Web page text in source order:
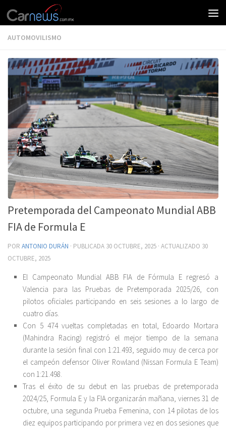
AUTOMOVILISMO
Pretemporada del Campeonato Mundial ABB
FIA de Formula E
POR ANTONIO DURÁN · PUBLICADA 30 OCTUBRE, 2025 · ACTUALIZADO 30
OCTUBRE, 2025
El Campeonato Mundial ABB FIA de Fórmula E regresó a
Valencia para las Pruebas de Pretemporada 2025/26, con
pilotos oficiales participando en seis sesiones a lo largo de
cuatro días.
Con 5 474 vueltas completadas en total, Edoardo Mortara
(Mahindra Racing) registró el mejor tiempo de la semana
durante la sesión final con 1:21.493, seguido muy de cerca por
el campeón defensor Oliver Rowland (Nissan Formula E Team)
con 1:21.498.
Tras el éxito de su debut en las pruebas de pretemporada
2024/25, Formula E y la FIA organizarán mañana, viernes 31 de
octubre, una segunda Prueba Femenina, con 14 pilotas de los
diez equipos participando por primera vez en dos sesiones que